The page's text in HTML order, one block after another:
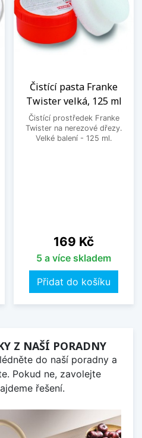
Čistící pasta Franke
Twister velká, 125 ml
Čistící prostředek Franke
Twister na nerezové dřezy.
Velké balení - 125 ml.
Cena
169 Kč
5 a více skladem
Přidat do košíku
Z NAŠÍ PORADNY
do naší poradny a
Pokud ne, zavolejte
řešení.